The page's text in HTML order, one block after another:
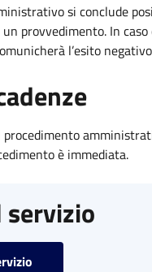
si conclude
un provvedimento. In
l’esito
procedimento
è immediata.
servizio